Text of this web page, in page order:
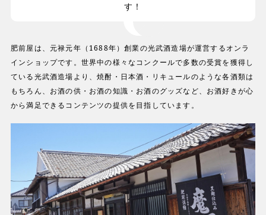
す！
肥前屋は、元禄元年（1688年）創業の光武酒造場が運営するオンラ
インショップです。世界中の様々なコンクールで多数の受賞を獲得し
ている光武酒造場より、焼酎・日本酒・リキュールのような各酒類は
もちろん、お酒の供・お酒の知識・お酒のグッズなど、お酒好きが心
から満足できるコンテンツの提供を目指しています。